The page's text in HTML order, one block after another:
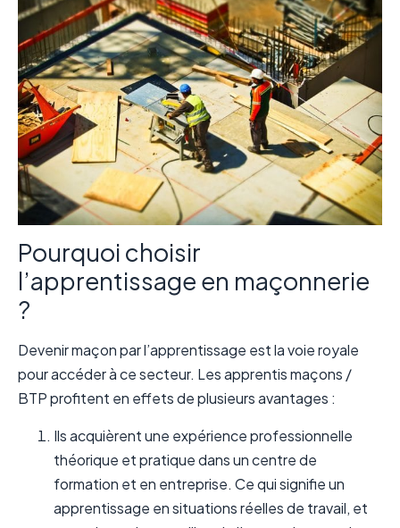
Pourquoi choisir
l’apprentissage en maçonnerie
?
Devenir maçon par l’apprentissage est la voie royale
pour accéder à ce secteur. Les apprentis maçons /
BTP profitent en effets de plusieurs avantages :
Ils acquièrent une expérience professionnelle
théorique et pratique dans un centre de
formation et en entreprise. Ce qui signifie un
apprentissage en situations réelles de travail, et